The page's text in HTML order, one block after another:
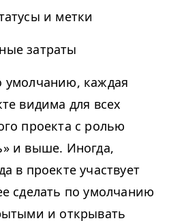
и метки
затраты
умолчанию, каждая
видима для всех
проекта с ролью
и выше. Иногда,
в проекте участвует
сделать по умолчанию
и открывать